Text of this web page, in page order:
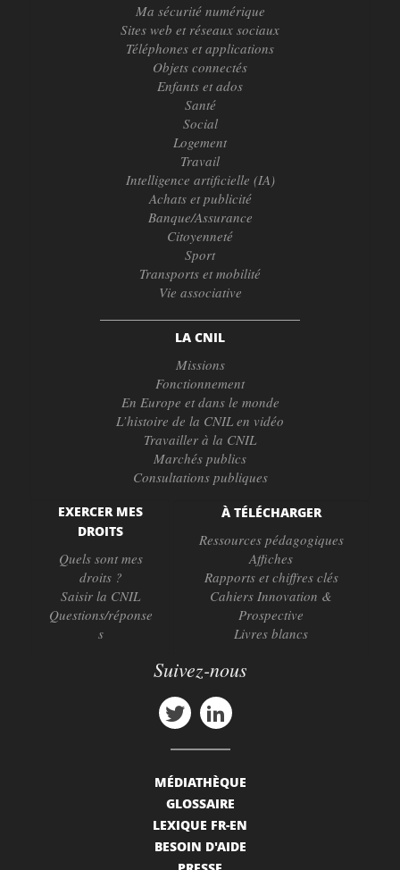
Ma sécurité numérique
Sites web et réseaux sociaux
Téléphones et applications
Objets connectés
Enfants et ados
Santé
Social
Logement
Travail
Intelligence artificielle (IA)
Achats et publicité
Banque/Assurance
Citoyenneté
Sport
Transports et mobilité
Vie associative
LA CNIL
Missions
Fonctionnement
En Europe et dans le monde
L’histoire de la CNIL en vidéo
Travailler à la CNIL
Marchés publics
Consultations publiques
EXERCER MES
DROITS
Quels sont mes
droits ?
Saisir la CNIL
Questions/réponse
s
À TÉLÉCHARGER
Ressources pédagogiques
Affiches
Rapports et chiffres clés
Cahiers Innovation &
Prospective
Livres blancs
Suivez-nous
MÉDIATHÈQUE
GLOSSAIRE
LEXIQUE FR-EN
BESOIN D'AIDE